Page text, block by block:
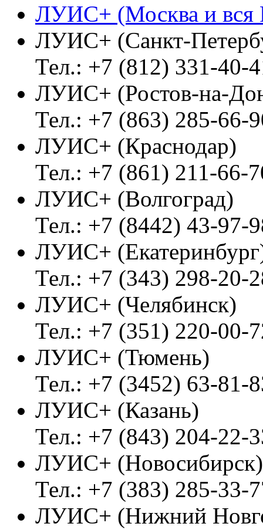
ЛУИС+ (Москва и вся
ЛУИС+ (Санкт-
Тел.: +7 (812) 331-40-
ЛУИС+ (Ростов-на-
Тел.: +7 (863) 285-66-
ЛУИС+ (Краснодар)
Тел.: +7 (861) 211-66-
ЛУИС+ (Волгоград)
Тел.: +7 (8442) 43-97-
ЛУИС+
Тел.: +7 (343) 298-20-
ЛУИС+ (Челябинск)
Тел.: +7 (351) 220-00-
ЛУИС+ (Тюмень)
Тел.: +7 (3452) 63-81-
ЛУИС+ (Казань)
Тел.: +7 (843) 204-22-
ЛУИС+ (Новосибирск)
Тел.: +7 (383) 285-33-
ЛУИС+ (Нижний